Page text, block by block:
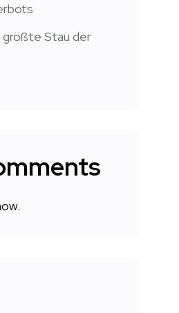
größte Stau der